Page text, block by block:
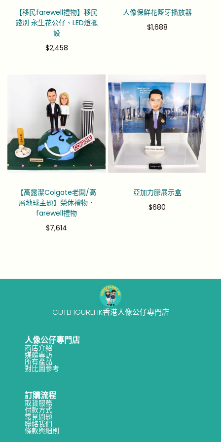
【移民farewell禮物】移民
餞別 永生花公仔、LED燈擺
設
$2,458
人像保鮮花藍牙播放器
$1,688
【高露潔Colgate老闆/高
層地球主題】榮休禮物．
farewell禮物
$7,614
亞加力膠展示盒
$680
CUTEFIGUREHK香港人像公仔專門店
人像公仔專門店
商店介紹
媒體專訪
所有產品
對比圖參考
訂購流程
取貨服務
付款方式
常見問題
聯絡我們
條款與細則